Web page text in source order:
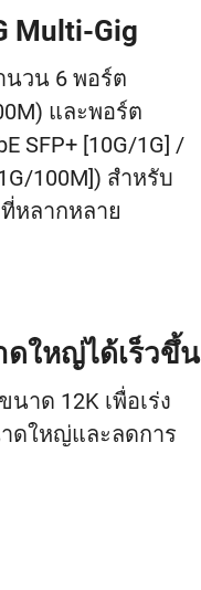
Multi-Gig
นวน 6 พอร์ต
และพอร์ต
SFP+ [10G/1G] /
100M]) สำหรับ
หลากหลาย
ใหญ่ได้เร็วขึ้น
าด 12K เพื่อเร่ง
ดใหญ่และลดการ